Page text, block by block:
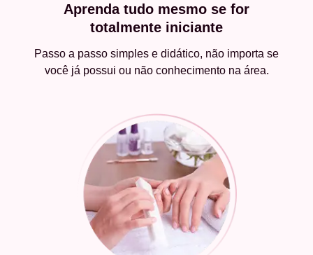
Aprenda tudo mesmo se for
totalmente iniciante
Passo a passo simples e didático, não importa se
você já possui ou não conhecimento na área.